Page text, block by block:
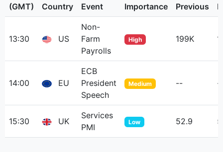
(GMT)
Country Event Importance Previous
13:30 US
Non-
Farm
Payrolls
High 199K
14:00 EU
ECB
President
Speech
Medium --
15:30 UK
Services
PMI
Low 52.9